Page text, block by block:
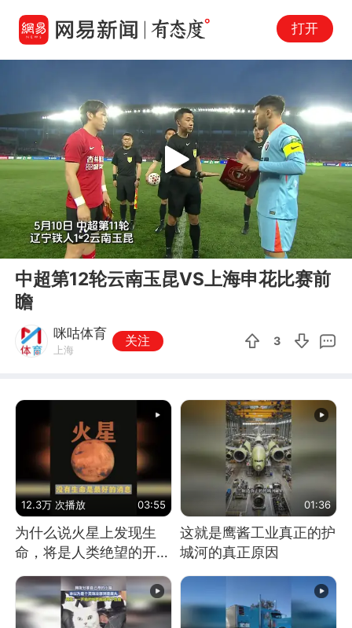
打开
00:00 00:45
Play
中超第12轮云南玉昆VS上海申花比赛前
瞻
咪咕体育
上海
关注 3
12.3万 次播放 03:55
为什么说火星上发现生
命，将是人类绝望的开
始？
01:36
这就是鹰酱工业真正的护
城河的真正原因